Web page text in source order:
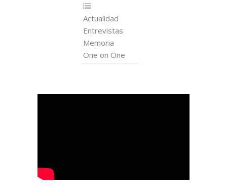
Actualidad
Entrevistas
Memoria
One on One